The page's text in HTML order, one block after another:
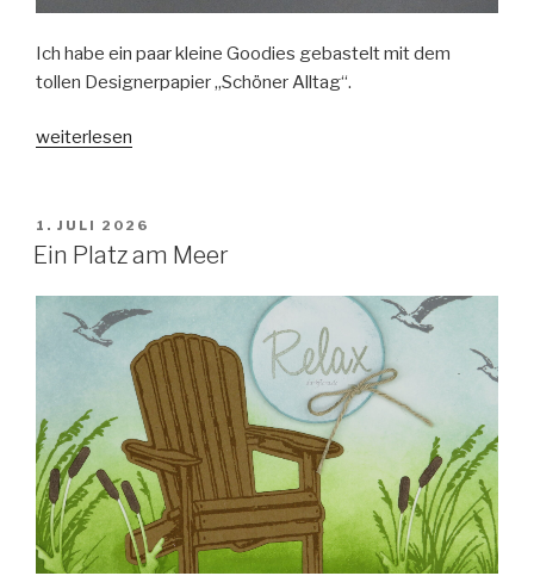
Ich habe ein paar kleine Goodies gebastelt mit dem
tollen Designerpapier „Schöner Alltag“.
„Zeit
Auszeit“
weiterlesen
VERÖFFENTLICHT
AM
1. JULI 2026
Ein Platz am Meer